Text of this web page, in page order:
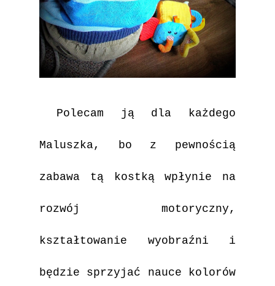
Polecam ją dla każdego
Maluszka, bo z pewnością
zabawa tą kostką wpłynie na
rozwój motoryczny,
kształtowanie wyobraźni i
będzie sprzyjać nauce kolorów